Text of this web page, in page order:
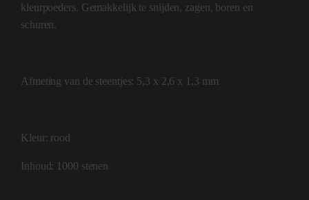
kleurpoeders. Gemakkelijk te snijden, zagen, boren en
schuren.
Afmeting van de steentjes: 5,3 x 2,6 x 1,3 mm
Kleur: rood
Inhoud: 1000 stenen